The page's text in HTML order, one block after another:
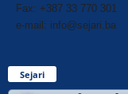
Fax: +387 33 770 301
e-mail: info@sejari.ba
Sejari